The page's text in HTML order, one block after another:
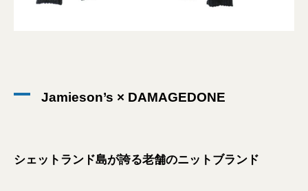
Jamieson’s × DAMAGEDONE
シェットランド島が誇る老舗のニットブランド